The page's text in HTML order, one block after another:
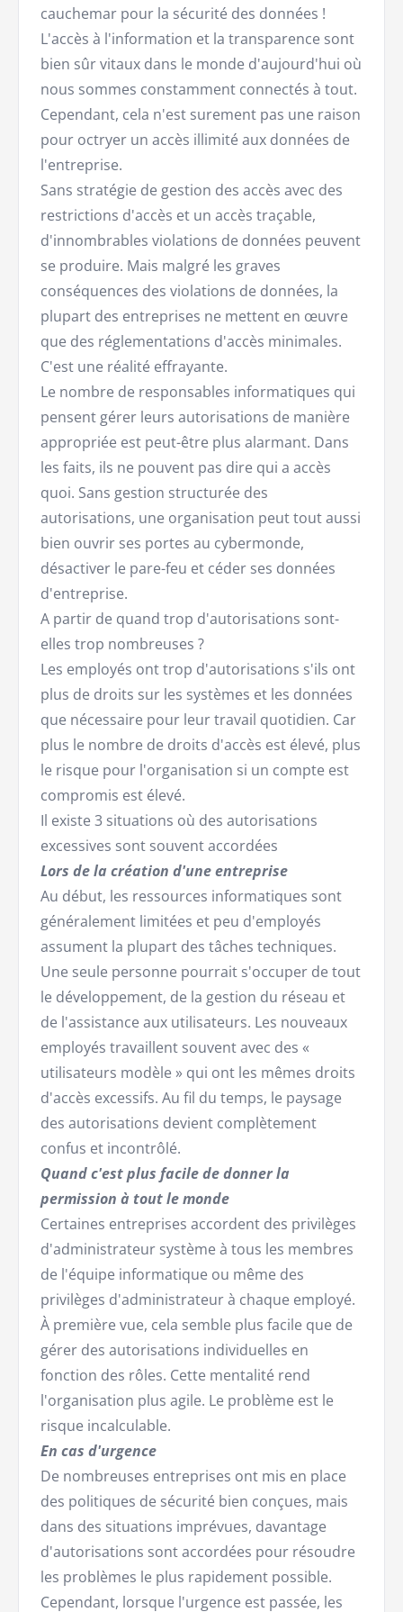
cauchemar pour la sécurité des données !
L'accès à l'information et la transparence sont
bien sûr vitaux dans le monde d'aujourd'hui où
nous sommes constamment connectés à tout.
Cependant, cela n'est surement pas une raison
pour octryer un accès illimité aux données de
l'entreprise.
Sans stratégie de gestion des accès avec des
restrictions d'accès et un accès traçable,
d'innombrables violations de données peuvent
se produire. Mais malgré les graves
conséquences des violations de données, la
plupart des entreprises ne mettent en œuvre
que des réglementations d'accès minimales.
C'est une réalité effrayante.
Le nombre de responsables informatiques qui
pensent gérer leurs autorisations de manière
appropriée est peut-être plus alarmant. Dans
les faits, ils ne pouvent pas dire qui a accès
quoi. Sans gestion structurée des
autorisations, une organisation peut tout aussi
bien ouvrir ses portes au cybermonde,
désactiver le pare-feu et céder ses données
d'entreprise.
A partir de quand trop d'autorisations sont-
elles trop nombreuses ?
Les employés ont trop d'autorisations s'ils ont
plus de droits sur les systèmes et les données
que nécessaire pour leur travail quotidien. Car
plus le nombre de droits d'accès est élevé, plus
le risque pour l'organisation si un compte est
compromis est élevé.
Il existe 3 situations où des autorisations
excessives sont souvent accordées
Lors de la création d'une entreprise
Au début, les ressources informatiques sont
généralement limitées et peu d'employés
assument la plupart des tâches techniques.
Une seule personne pourrait s'occuper de tout
le développement, de la gestion du réseau et
de l'assistance aux utilisateurs. Les nouveaux
employés travaillent souvent avec des «
utilisateurs modèle » qui ont les mêmes droits
d'accès excessifs. Au fil du temps, le paysage
des autorisations devient complètement
confus et incontrôlé.
Quand c'est plus facile de donner la
permission à tout le monde
Certaines entreprises accordent des privilèges
d'administrateur système à tous les membres
de l'équipe informatique ou même des
privilèges d'administrateur à chaque employé.
À première vue, cela semble plus facile que de
gérer des autorisations individuelles en
fonction des rôles. Cette mentalité rend
l'organisation plus agile. Le problème est le
risque incalculable.
En cas d'urgence
De nombreuses entreprises ont mis en place
des politiques de sécurité bien conçues, mais
dans des situations imprévues, davantage
d'autorisations sont accordées pour résoudre
les problèmes le plus rapidement possible.
Cependant, lorsque l'urgence est passée, les